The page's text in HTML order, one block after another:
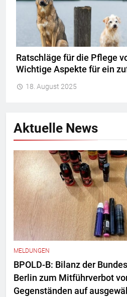
Ratschläge für die Pflege
Wichtige Aspekte für ein
18. August 2025
Aktuelle News
MELDUNGEN
BPOLD-B: Bilanz der
Berlin zum Mitführverbot
Gegenständen auf